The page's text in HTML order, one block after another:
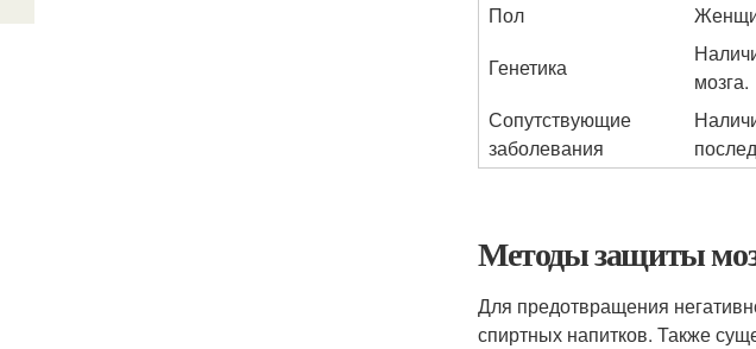
Пол
Генетика
мозга.
Сопутствующие
заболевания
Методы защиты
Для предотвращения
спиртных напитков. Также